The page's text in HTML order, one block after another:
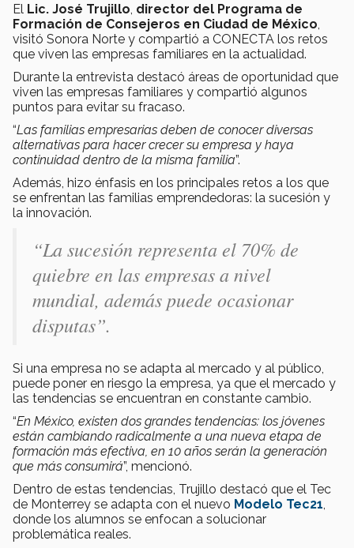
El Lic. José Trujillo director del Programa de
Formación de Consejeros en Ciudad de México
visitó Sonora Norte y compartió a CONECTA los retos
que viven las empresas familiares en la actualidad.
Durante la entrevista destacó áreas de oportunidad que
viven las empresas familiares y compartió algunos
puntos para evitar su fracaso.
“Las familias empresarias deben de conocer diversas
alternativas para hacer crecer su empresa y haya
continuidad dentro de la misma familia”.
Además, hizo énfasis en los principales retos a los que
se enfrentan las familias emprendedoras: la sucesión y
la innovación.
“La sucesión representa el 70% de
quiebre en las empresas a nivel
mundial, además puede ocasionar
disputas”.
Si una empresa no se adapta al mercado y al público,
puede poner en riesgo la empresa, ya que el mercado y
las tendencias se encuentran en constante cambio.
“En México, existen dos grandes tendencias: los jóvenes
están cambiando radicalmente a una nueva etapa de
formación más efectiva, en 10 años serán la generación
que más consumirá”, mencionó.
Dentro de estas tendencias, Trujillo destacó que el Tec
de Monterrey se adapta con el nuevo Modelo Tec21
donde los alumnos se enfocan a solucionar
problemática reales.